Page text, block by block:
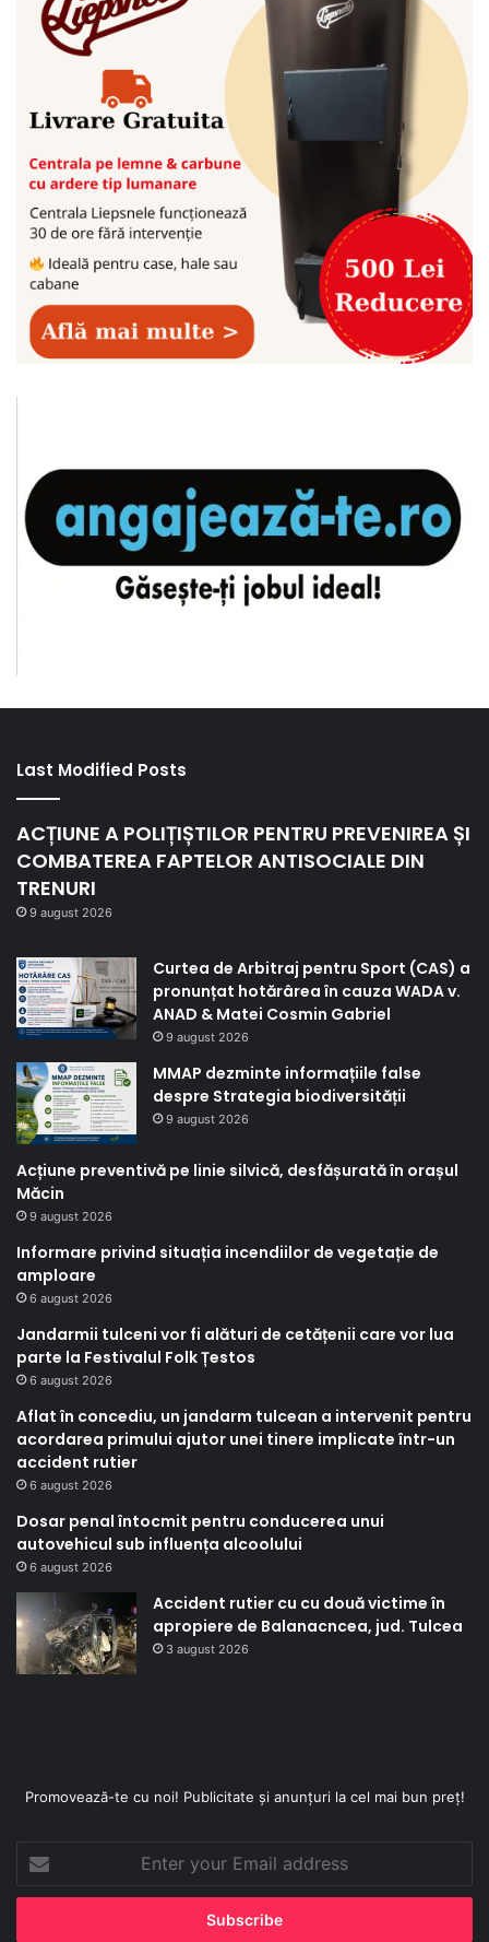
Last Modified Posts
ACȚIUNE A POLIȚIȘTILOR PENTRU PREVENIREA ȘI
COMBATEREA FAPTELOR ANTISOCIALE DIN
TRENURI
9 august 2026
Curtea de Arbitraj pentru Sport (CAS) a
pronunțat hotărârea în cauza WADA v.
ANAD & Matei Cosmin Gabriel
9 august 2026
MMAP dezminte informațiile false
despre Strategia biodiversității
9 august 2026
Acțiune preventivă pe linie silvică, desfășurată în orașul
Măcin
9 august 2026
Informare privind situația incendiilor de vegetație de
amploare
6 august 2026
Jandarmii tulceni vor fi alături de cetățenii care vor lua
parte la Festivalul Folk Țestos
6 august 2026
Aflat în concediu, un jandarm tulcean a intervenit pentru
acordarea primului ajutor unei tinere implicate într-un
accident rutier
6 august 2026
Dosar penal întocmit pentru conducerea unui
autovehicul sub influența alcoolului
6 august 2026
Accident rutier cu cu două victime în
apropiere de Balanacncea, jud. Tulcea
3 august 2026
Promovează-te cu noi! Publicitate și anunțuri la cel mai bun preț!
your
Email